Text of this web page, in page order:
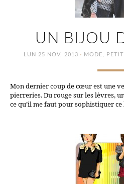
UN BIJOU
LUN 25 NOV, 2013 · MODE,
Mon dernier coup de cœur est une
pierreries. Du rouge sur les lèvres,
ce qu’il me faut pour sophistiquer ce